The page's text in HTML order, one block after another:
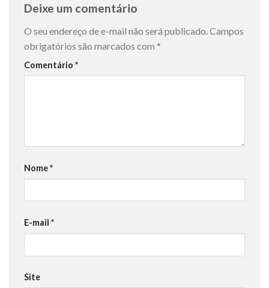
Deixe um comentário
O seu endereço de e-mail não será publicado. Campos
obrigatórios são marcados com *
Comentário *
Nome*
E-mail *
Site